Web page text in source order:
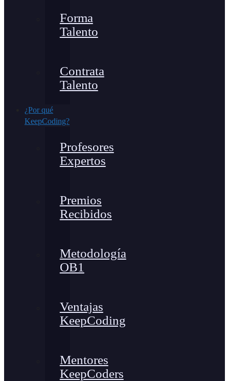
Forma
Talento
Contrata
Talento
¿Por qué
KeepCoding?
Profesores
Expertos
Premios
Recibidos
Metodología
OB1
Ventajas
KeepCoding
Mentores
KeepCoders